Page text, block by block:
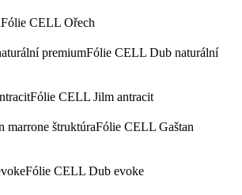
Fólie CELL Ořech
Fólie CELL Dub naturální
Fólie CELL Jilm antracit
Fólie CELL Gaštan
Fólie CELL Dub evoke